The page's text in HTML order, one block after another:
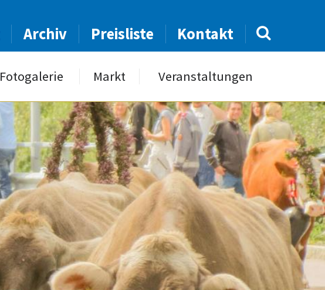
Archiv Preisliste Kontakt
Fotogalerie Markt Veranstaltungen